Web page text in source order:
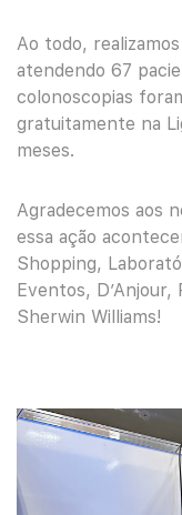
Ao todo,
atendendo 67
colonoscopias
gratuitamente na
meses.
Agradecemos aos
essa ação
Shopping,
Eventos,
Sherwin Williams!